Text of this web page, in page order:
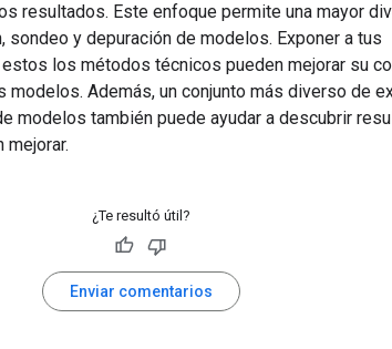
resultados. Este enfoque permite una mayor
y depuración de modelos. Exponer a tus
los métodos técnicos pueden mejorar su
modelos. Además, un conjunto más diverso de
modelos también puede ayudar a descubrir
¿Te resultó útil?
Enviar comentarios